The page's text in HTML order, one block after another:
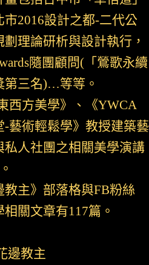
2016設計之都-二代公
理論研析與設計執行，
隨團顧問(「鶯歌永續
第三名)…等等。
西方美學》、《YWCA
藝術輕鬆學》教授建築藝
人社團之相關美學演講
主》部落格與FB粉絲
關文章有117篇。
邊教主